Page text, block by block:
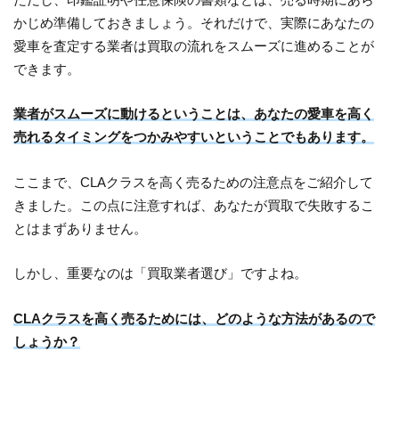
かじめ準備しておきましょう。それだけで、実際にあなたの
愛車を査定する業者は買取の流れをスムーズに進めることが
できます。
業者がスムーズに動けるということは、あなたの愛車を高く
売れるタイミングをつかみやすいということでもあります。
ここまで、CLAクラスを高く売るための注意点をご紹介して
きました。この点に注意すれば、あなたが買取で失敗するこ
とはまずありません。
しかし、重要なのは「買取業者選び」ですよね。
CLAクラスを高く売るためには、どのような方法があるので
しょうか？